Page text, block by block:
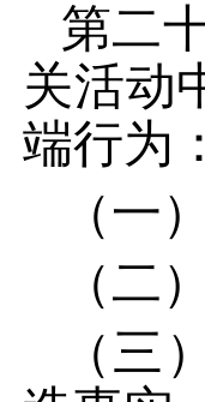
第二
关活动
端行为
（一
（二
（三